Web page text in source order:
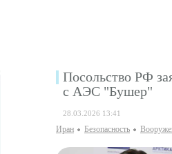
Посольство РФ
с АЭС "Бушер"
28.03.2026 13:41
Иран Безопаcность